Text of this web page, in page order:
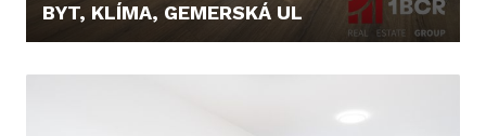
BYT, KLÍMA, GEMERSKÁ UL